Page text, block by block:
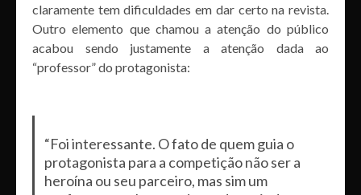
claramente tem dificuldades em dar certo na revista.
Outro elemento que chamou a atenção do público
acabou sendo justamente a atenção dada ao
“professor” do protagonista:
“Foi interessante. O fato de quem guia o
protagonista para a competição não ser a
heroína ou seu parceiro, mas sim um